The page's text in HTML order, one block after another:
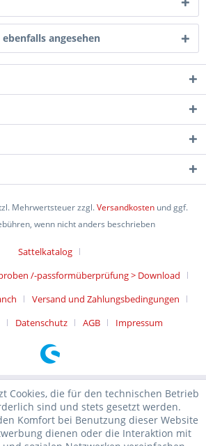
angesehen
Mehrwertsteuer zzgl.Versandkosten und ggf.
wenn nicht anders beschrieben
Sattelkatalog
/-passformüberprüfung > Download
Versand und Zahlungsbedingungen
Datenschutz AGB Impressum
Cookies, die für den technischen Betrieb
sind und stets gesetzt werden.
Komfort bei Benutzung dieser Website
dienen oder die Interaktion mit